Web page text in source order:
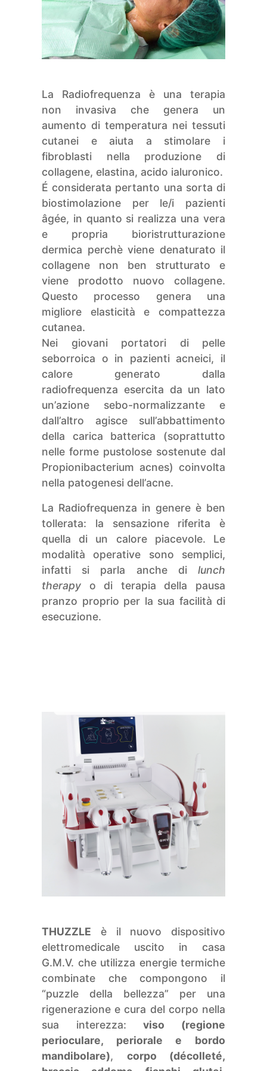
La Radiofrequenza è una terapia
non invasiva che genera un
aumento di temperatura nei tessuti
cutanei e aiuta a stimolare i
fibroblasti nella produzione di
collagene, elastina, acido ialuronico.
É considerata pertanto una sorta di
biostimolazione per le/i pazienti
âgée, in quanto si realizza una vera
e propria bioristrutturazione
dermica perchè viene denaturato il
collagene non ben strutturato e
viene prodotto nuovo collagene.
Questo processo genera una
migliore elasticità e compattezza
cutanea.
Nei giovani portatori di pelle
seborroica o in pazienti acneici, il
calore generato dalla
radiofrequenza esercita da un lato
un’azione sebo-normalizzante e
dall’altro agisce sull’abbattimento
della carica batterica (soprattutto
nelle forme pustolose sostenute dal
Propionibacterium acnes) coinvolta
nella patogenesi dell’acne.
La Radiofrequenza in genere è ben
tollerata: la sensazione riferita è
quella di un calore piacevole. Le
modalità operative sono semplici,
infatti si parla anche di lunch
therapy o di terapia della pausa
pranzo proprio per la sua facilità di
esecuzione.
THUZZLE è il nuovo dispositivo
elettromedicale uscito in casa
G.M.V. che utilizza energie termiche
combinate che compongono il
“puzzle della bellezza” per una
rigenerazione e cura del corpo nella
sua interezza:viso (regione
perioculare, periorale e bordo
mandibolare), corpo (décolleté,